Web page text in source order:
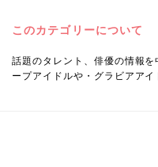
このカテゴリーについて
話題のタレント、俳優の情報
ープアイドルや・グラビアアイ